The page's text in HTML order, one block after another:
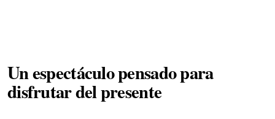
Un espectáculo pensado para
disfrutar del presente